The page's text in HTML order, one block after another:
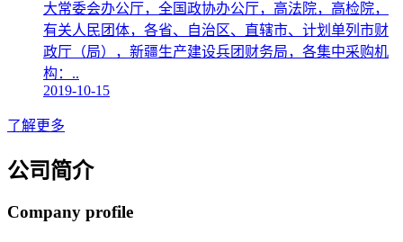
大常委会办公厅，全国政协办公厅，高法院，高检院，
有关人民团体，各省、自治区、直辖市、计划单列市财
政厅（局），新疆生产建设兵团财务局，各集中采购机
构：..
2019-10-15
了解更多
公司简介
Company profile